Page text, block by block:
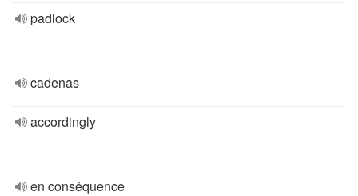
padlock
cadenas
accordingly
en conséquence